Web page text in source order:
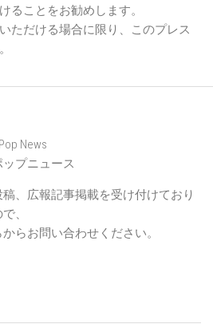
ることをお勧めします。
ただける場合に限り、このプレス
News
ップニュース
、広報記事掲載を受け付けており
、
からお問い合わせください。